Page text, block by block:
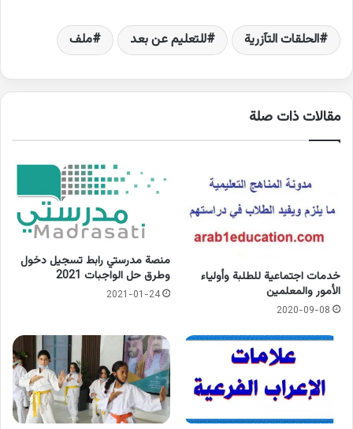
الحلقات التآزرية للتعليم عن بعد ملف
مقالات ذات صلة
خدمات اجتماعية للطلبة وأولياء
الأمور والمعلمين
2020-09-08
منصة مدرستي رابط تسجيل دخول
وطرق حل الواجبات 2021
2021-01-24